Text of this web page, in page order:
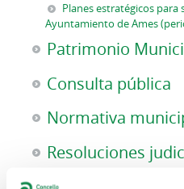
Planes estratégicos para
Ayuntamiento de Ames
Patrimonio
Consulta pública
Normativa
Resoluciones